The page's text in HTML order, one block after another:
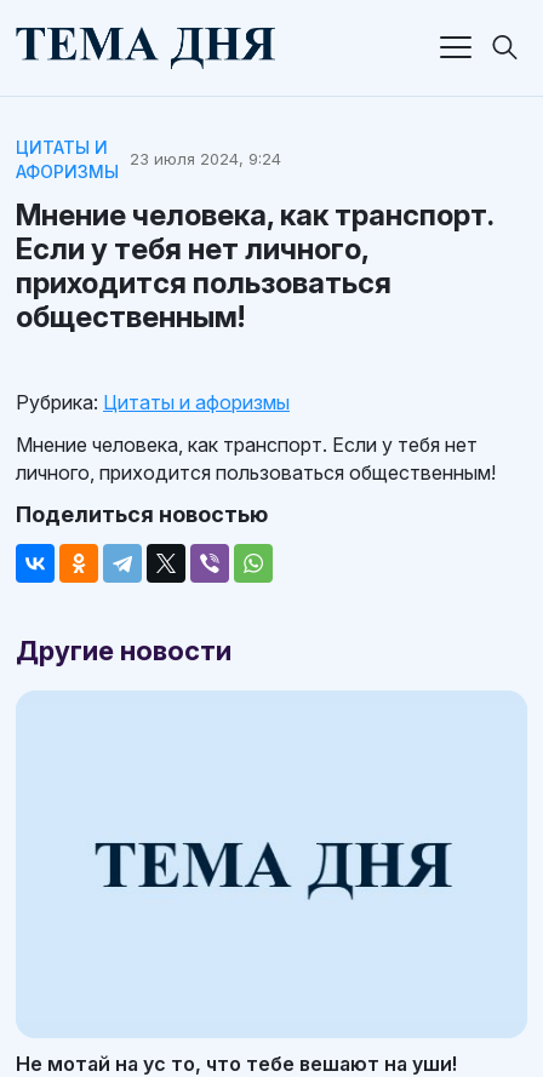
ЦИТАТЫ И
АФОРИЗМЫ
23 июля 2024, 9:24
Мнение человека, как транспорт.
Если у тебя нет личного,
приходится пользоваться
общественным!
Рубрика: Цитаты и афоризмы
Мнение человека, как транспорт. Если у тебя нет
личного, приходится пользоваться общественным!
Поделиться новостью
Другие новости
Не мотай на ус то, что тебе вешают на уши!